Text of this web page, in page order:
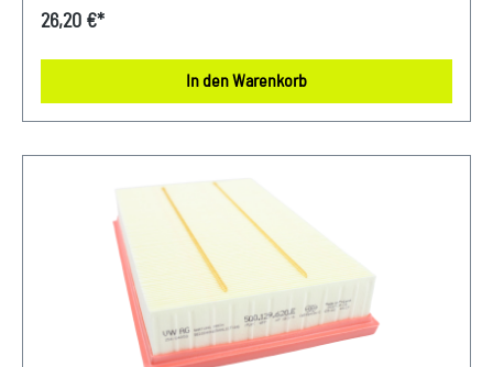
Verunreinigungen fernzuhalten, sorgt dieser Luftfilter für
und hochwertigen Materialien gewährleistet er eine lange
Lebensdauer und zuverlässige Leistung. Halten Sie Ihren
Ersatzteile Verwendung: passend bei vielen Audi/VW/SEAT/
Škoda Unser Service für Sie: Um Fehlkäufe zu vermeiden,
bieten wir Ihnen die Möglichkeit, uns vor Ihrer Bestellung
oder in der Kaufabwicklung die 17-stellige
Fahrgestellnummer(Bsp. VW: WVWZZZ... Audi: WAUZZZ...)
Ihres Fahrzeugs mitzuteilen. Wir prüfen vorab, ob der
gewünschte Artikel zum Fahrzeug passt.
26,20 €*
In den Warenkorb